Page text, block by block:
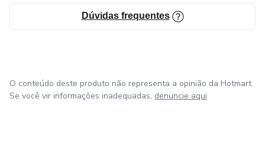
Você aprende a identificar o que sustenta seus padrões
Isso muda:
Dúvidas frequentes
O conteúdo deste produto não representa a opinião da Hotmart.
Se você vir informações inadequadas, denuncie aqui